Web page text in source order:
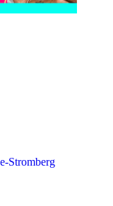
Stromberg